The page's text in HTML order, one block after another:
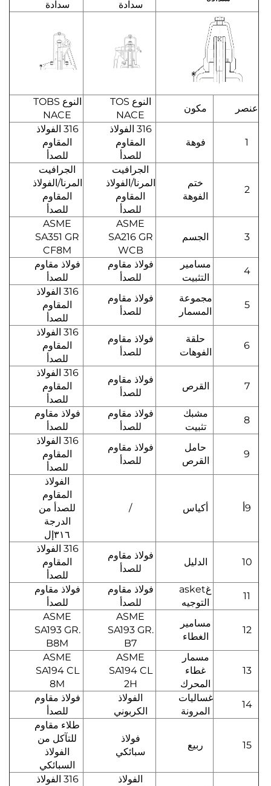
سدادة سدادة
عنصر مكون
النوع TOS
NACE
النوع TOBS
NACE
1 فوهة
316 الفولاذ
المقاوم
للصدأ
316 الفولاذ
المقاوم
للصدأ
2
ختم
الفوهة
الجرافيت
المرنا/الفولاذ
المقاوم
للصدأ
الجرافيت
المرنا/الفولاذ
المقاوم
للصدأ
3 الجسم
ASME
SA216 GR
WCB
ASME
SA351 GR
CF8M
4
مسامير
التثبيت
فولاذ مقاوم
للصدأ
فولاذ مقاوم
للصدأ
5
مجموعة
المسمار
فولاذ مقاوم
للصدأ
316 الفولاذ
المقاوم
للصدأ
6
حلقة
الفوهات
فولاذ مقاوم
للصدأ
316 الفولاذ
المقاوم
للصدأ
7 القرص
فولاذ مقاوم
للصدأ
316 الفولاذ
المقاوم
للصدأ
8
مشبك
تثبيت
فولاذ مقاوم
للصدأ
فولاذ مقاوم
للصدأ
9
حامل
القرص
فولاذ مقاوم
للصدأ
316 الفولاذ
المقاوم
للصدأ
9أ أكياس /
الفولاذ
المقاوم
للصدأ من
الدرجة
٣١٦إل
10 الدليل
فولاذ مقاوم
للصدأ
316 الفولاذ
المقاوم
للصدأ
11
غasket
التوجيه
فولاذ مقاوم
للصدأ
فولاذ مقاوم
للصدأ
12
مسامير
الغطاء
ASME
SA193 GR.
B7
ASME
SA193 GR.
B8M
13
مسمار
غطاء
المحرك
ASME
SA194 CL
2H
ASME
SA194 CL
8M
14
غساليات
المرونة
الفولاذ
الكربوني
فولاذ مقاوم
للصدأ
15 ربيع
فولاذ
سبائكي
طلاء مقاوم
للتآكل من
الفولاذ
السبائكي
الفولاذ
316 الفولاذ